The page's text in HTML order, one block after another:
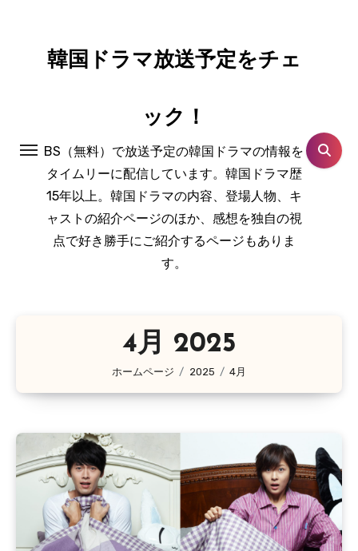
韓国ドラマ放送予定をチェ
ック！
BS（無料）で放送予定の韓国ドラマの情報を
タイムリーに配信しています。韓国ドラマ歴
15年以上。韓国ドラマの内容、登場人物、キ
ャストの紹介ページのほか、感想を独自の視
点で好き勝手にご紹介するページもありま
す。
4月 2025
ホームページ 2025 4月